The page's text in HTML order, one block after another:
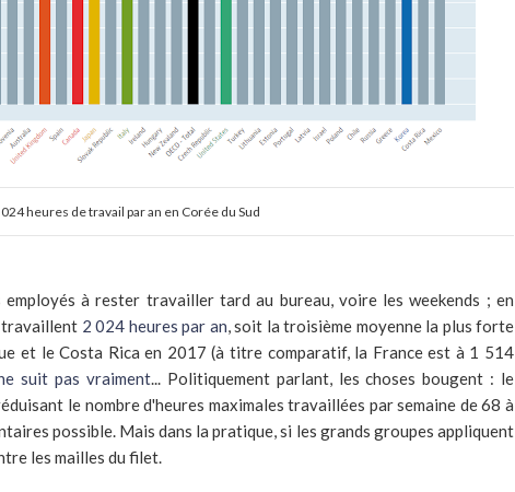
heures de travail par an en Corée du Sud
à rester travailler tard au bureau, voire les weekends ; en
travaillent 2 024 heures par an, soit la troisième moyenne la plus forte
et le Costa Rica en 2017 (à titre comparatif, la France est à 1 514
suit pas vraiment... Politiquement parlant, les choses bougent : le
le nombre d'heures maximales travaillées par semaine de 68 à
possible. Mais dans la pratique, si les grands groupes appliquent
les mailles du filet.